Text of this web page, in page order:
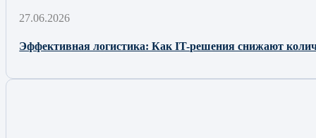
27.06.2026
Эффективная логистика: Как IT-решения снижают